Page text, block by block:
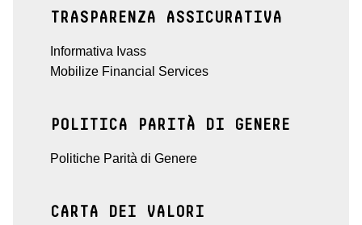
TRASPARENZA ASSICURATIVA
Informativa Ivass
Mobilize Financial Services
POLITICA PARITÀ DI GENERE
Politiche Parità di Genere
CARTA DEI VALORI